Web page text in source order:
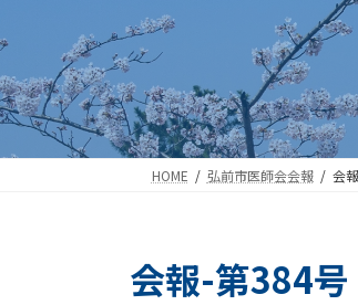
HOME 弘前市医師会会報 会
会報-第384号